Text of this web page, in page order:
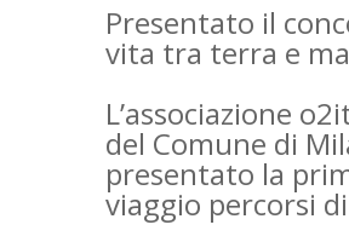
Presentato il
vita tra terra e
L’associazione
del Comune di
presentato la
viaggio percorsi